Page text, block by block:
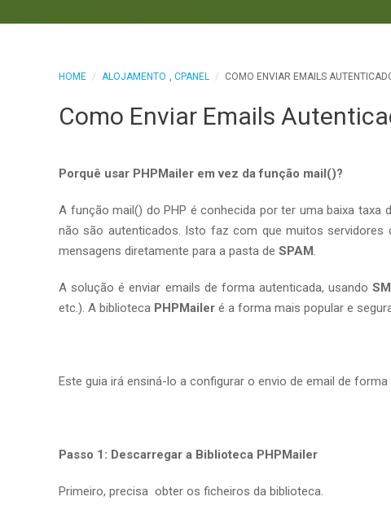
HOME / ALOJAMENTO , CPANEL / COMO ENVIAR EMAILS
Como Enviar Emails
Porquê usar PHPMailer em vez da função mail()?
A função mail() do PHP é conhecida por ter uma baixa
não são autenticados. Isto faz com que muitos servidores
mensagens diretamente para a pasta de SPAM.
A solução é enviar emails de forma autenticada, usando
etc.). A biblioteca PHPMailer é a forma mais popular e
Este guia irá ensiná-lo a configurar o envio de email de
Passo 1: Descarregar a Biblioteca PHPMailer
Primeiro, precisa obter os ficheiros da biblioteca.